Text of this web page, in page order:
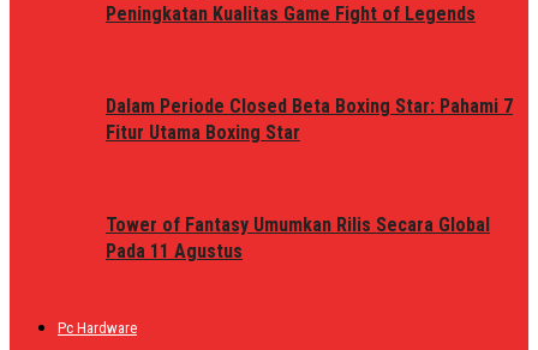
Peningkatan Kualitas Game Fight of Legends
Dalam Periode Closed Beta Boxing Star: Pahami 7
Fitur Utama Boxing Star
Tower of Fantasy Umumkan Rilis Secara Global
Pada 11 Agustus
Pc Hardware